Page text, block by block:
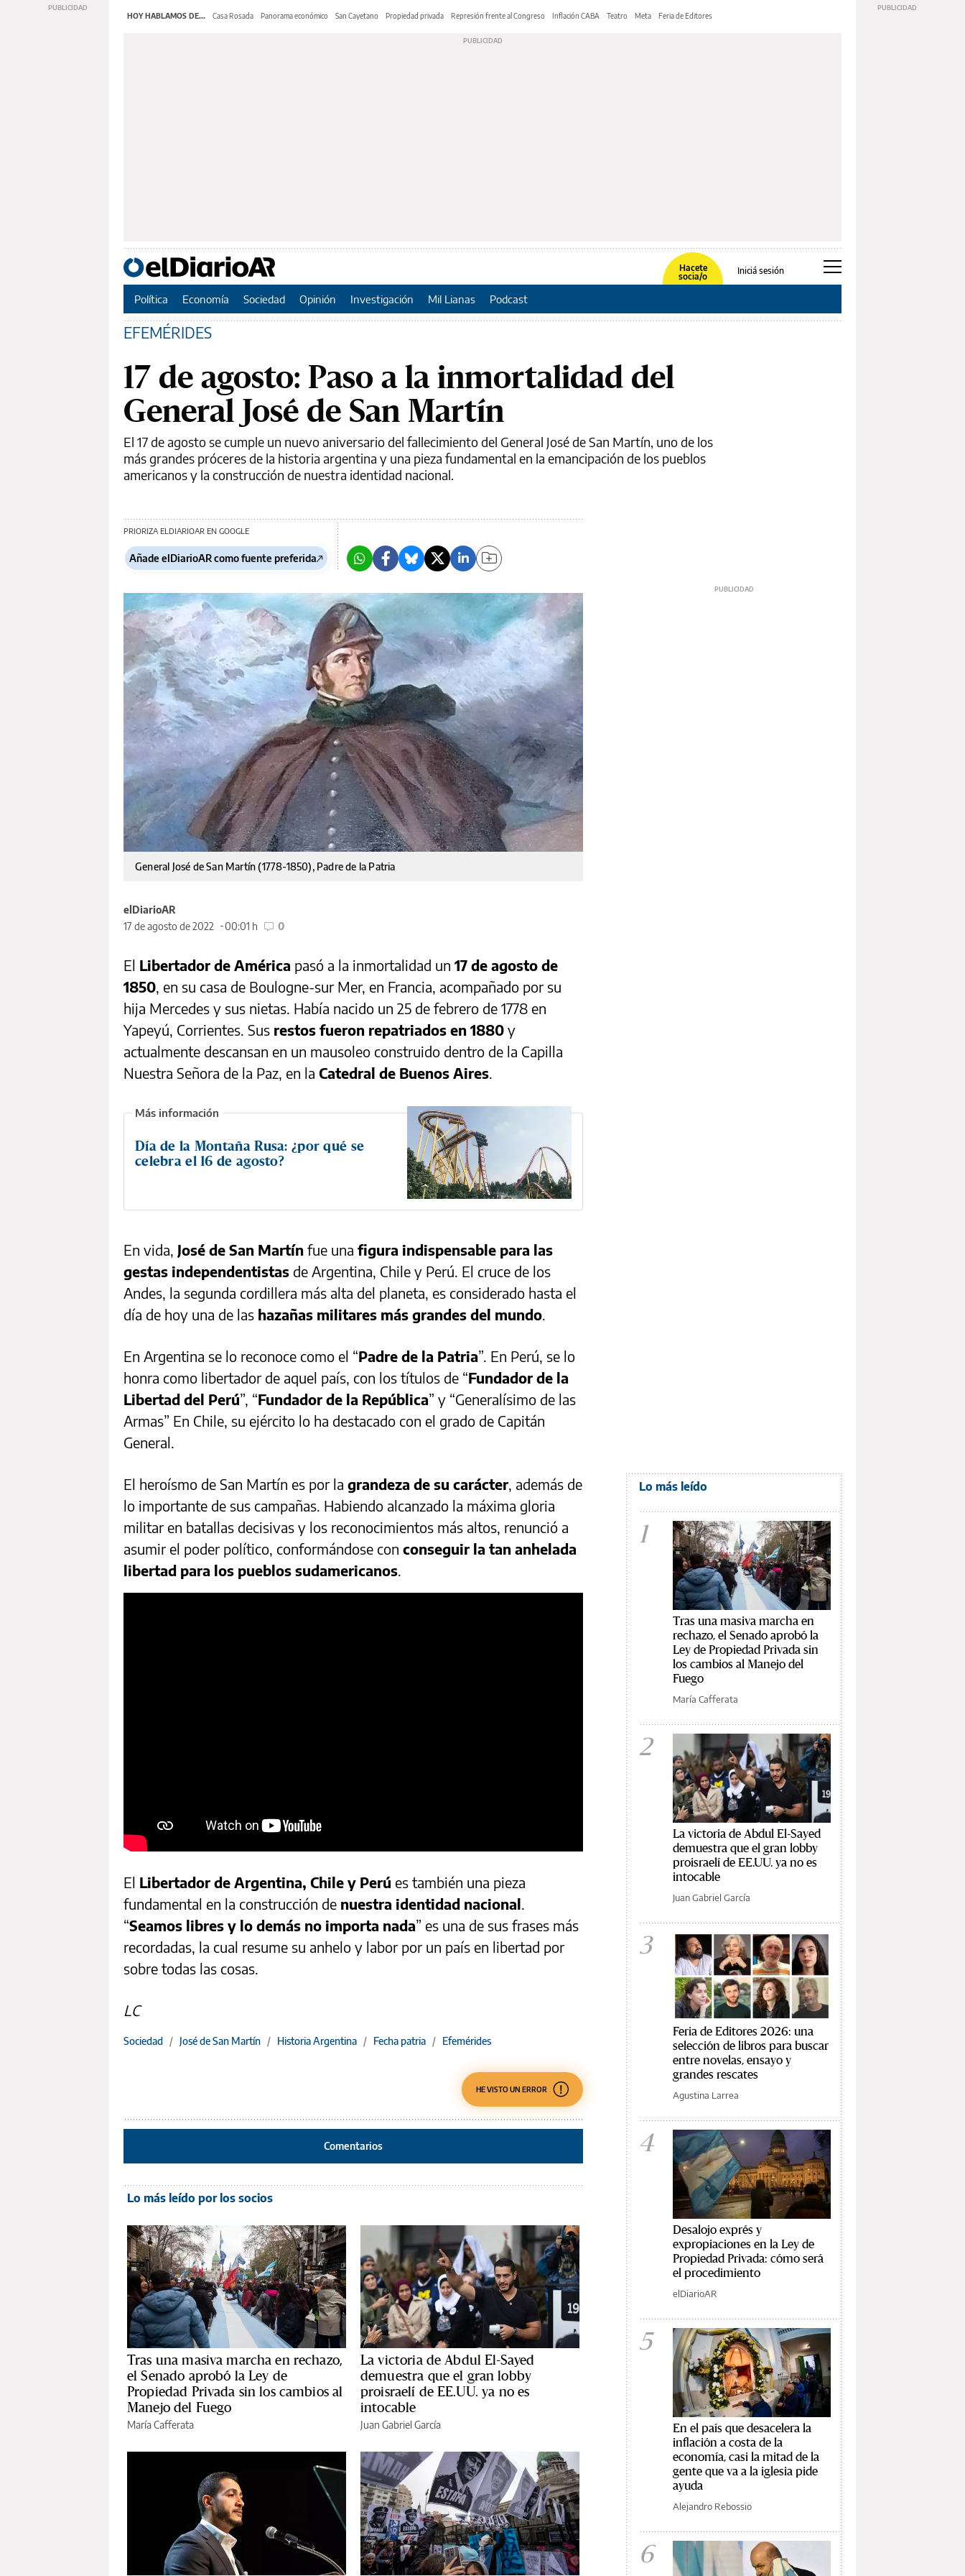
HOY HABLAMOS DE... Casa Rosada Panorama económico San Cayetano Propiedad privada Represión frente al Congreso Inflación CABA Teatro Meta Feria de Editores
Hacete
socia/o
Iniciá sesión
Política Economía Sociedad Opinión Investigación Mil Lianas Podcast
EFEMÉRIDES
17 de agosto: Paso a la inmortalidad del
General José de San Martín
El 17 de agosto se cumple un nuevo aniversario del fallecimiento del General José de San Martín, uno de los
más grandes próceres de la historia argentina y una pieza fundamental en la emancipación de los pueblos
americanos y la construcción de nuestra identidad nacional.
PRIORIZA ELDIARIOAR EN GOOGLE
Añade elDiarioAR como fuente preferida
General José de San Martín (1778-1850), Padre de la Patria
elDiarioAR
17 de agosto de 2022
00:01 h 0
El Libertador de América pasó a la inmortalidad un 17 de agosto de
1850, en su casa de Boulogne-sur Mer, en Francia, acompañado por su
hija Mercedes y sus nietas. Había nacido un 25 de febrero de 1778 en
Yapeyú, Corrientes. Sus restos fueron repatriados en 1880 y
actualmente descansan en un mausoleo construido dentro de la Capilla
Nuestra Señora de la Paz, en la Catedral de Buenos Aires.
Día de la Montaña Rusa: ¿por qué se
celebra el 16 de agosto?
En vida, José de San Martín fue una figura indispensable para las
gestas independentistas de Argentina, Chile y Perú. El cruce de los
Andes, la segunda cordillera más alta del planeta, es considerado hasta el
día de hoy una de las hazañas militares más grandes del mundo.
En Argentina se lo reconoce como el “Padre de la Patria”. En Perú, se lo
honra como libertador de aquel país, con los títulos de “Fundador de la
Libertad del Perú”, “Fundador de la República” y “Generalísimo de las
Armas” En Chile, su ejército lo ha destacado con el grado de Capitán
General.
El heroísmo de San Martín es por la grandeza de su carácter, además de
lo importante de sus campañas. Habiendo alcanzado la máxima gloria
militar en batallas decisivas y los reconocimientos más altos, renunció a
asumir el poder político, conformándose con conseguir la tan anhelada
libertad para los pueblos sudamericanos.
El Libertador de Argentina, Chile y Perú es también una pieza
fundamental en la construcción de nuestra identidad nacional.
“Seamos libres y lo demás no importa nada” es una de sus frases más
recordadas, la cual resume su anhelo y labor por un país en libertad por
sobre todas las cosas.
LC
Sociedad / José de San Martín / Historia Argentina / Fecha patria / Efemérides
HE VISTO UN ERROR
Comentarios
Lo más leído por los socios
Tras una masiva marcha en rechazo,
el Senado aprobó la Ley de
Propiedad Privada sin los cambios al
Manejo del Fuego
María Cafferata
La victoria de Abdul El-Sayed
demuestra que el gran lobby
proisraelí de EE.UU. ya no es
intocable
Juan Gabriel García
Lo más leído
1
Tras una masiva marcha en
rechazo, el Senado aprobó la
Ley de Propiedad Privada sin
los cambios al Manejo del
Fuego
María Cafferata
2
La victoria de Abdul El-Sayed
demuestra que el gran lobby
proisraelí de EE.UU. ya no es
intocable
Juan Gabriel García
3
Feria de Editores 2026: una
selección de libros para buscar
entre novelas, ensayo y
grandes rescates
Agustina Larrea
4
Desalojo exprés y
expropiaciones en la Ley de
Propiedad Privada: cómo será
el procedimiento
elDiarioAR
5
En el país que desacelera la
inflación a costa de la
economía, casi la mitad de la
gente que va a la iglesia pide
ayuda
Alejandro Rebossio
6